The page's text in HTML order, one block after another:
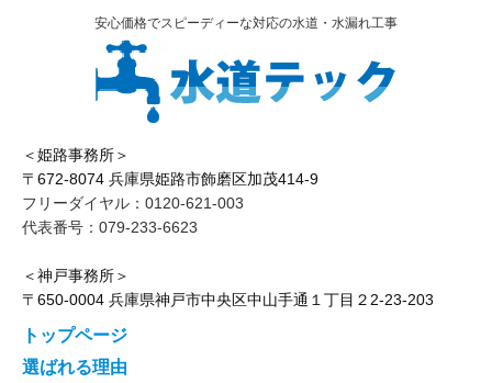
安心価格でスピーディーな対応の水道・水漏れ工事
＜姫路事務所＞
〒672-8074 兵庫県姫路市飾磨区加茂414-9
フリーダイヤル：0120-621-003
代表番号：079-233-6623
＜神戸事務所＞
〒650-0004 兵庫県神戸市中央区中山手通１丁目２2-23-203
トップページ
選ばれる理由